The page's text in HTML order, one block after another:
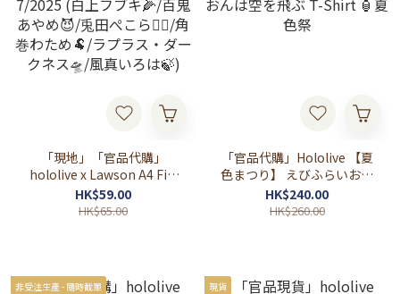
「現地」「官品代購」
hololive x Lawson A4 File
7/2025 (白上フブキ🌽/百鬼
あやめ😈/兎田ぺこら👯‍♀️/角
HK$59.00
HK$65.00
「官品代購」Hololive 【夏
色まつり】 えびふらいおん
は空を飛ぶ T-Shirt 🏮夏色
祭
HK$240.00
HK$260.00
非受注生產 - 隨時截單 現貨